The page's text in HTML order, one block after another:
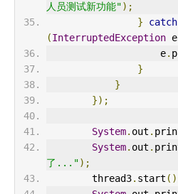
人员测试新功能");
}
catch
(InterruptedException e
                    e
.
}
}
});
System. out .
System. out .
了...");
        thread3
. start